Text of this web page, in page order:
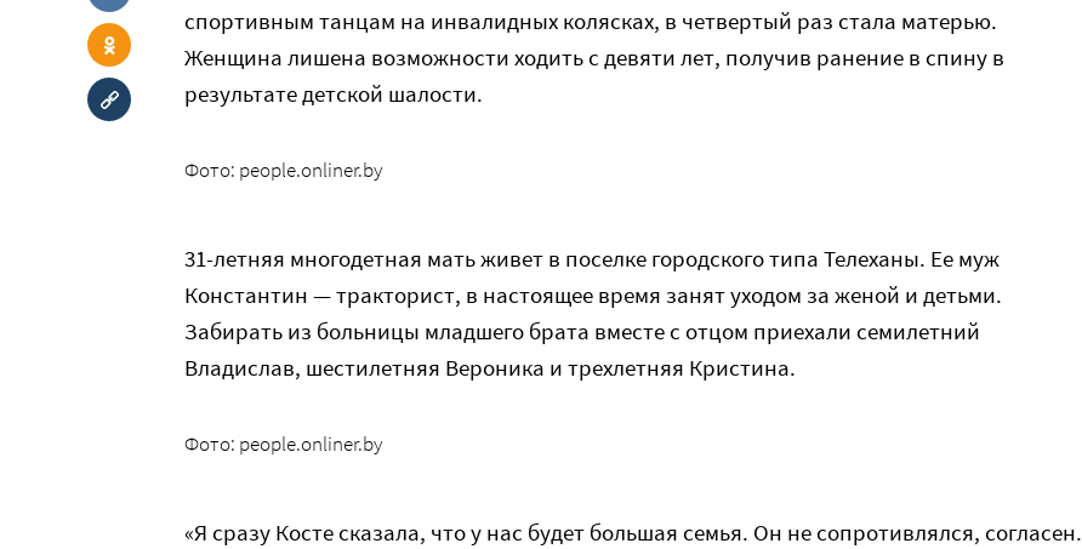
спортивным танцам на инвалидных колясках, в четвертый раз стала матерью.
Женщина лишена возможности ходить с девяти лет, получив ранение в спину в
результате детской шалости.
Фото: people.onliner.by
31-летняя многодетная мать живет в поселке городского типа Телеханы. Ее муж
Константин — тракторист, в настоящее время занят уходом за женой и детьми.
Забирать из больницы младшего брата вместе с отцом приехали семилетний
Владислав, шестилетняя Вероника и трехлетняя Кристина.
Фото: people.onliner.by
«Я сразу Косте сказала, что у нас будет большая семья. Он не сопротивлялся, согласен.